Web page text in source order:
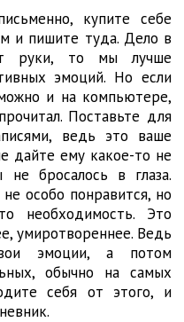
купите себе
и пишите туда. Дело в
руки, то мы лучше
эмоций. Но если
и на компьютере,
Поставьте для
ведь это ваше
дайте ему какое-то не
не бросалось в глаза.
особо понравится, но
необходимость. Это
умиротвореннее. Ведь
эмоции, а потом
обычно на самых
себя от этого, и